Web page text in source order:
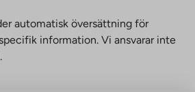
automatisk översättning för
information. Vi ansvarar inte